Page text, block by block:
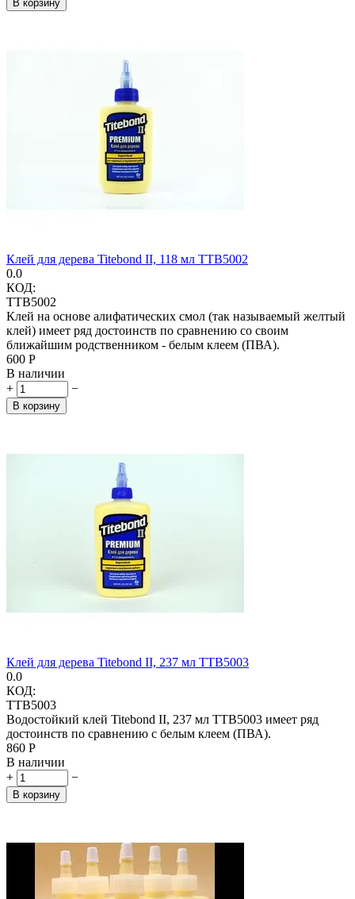
В корзину
Клей для дерева Titebond II, 118 мл TTB5002
0.0
КОД:
TTB5002
Клей на основе алифатических смол (так называемый желтый
клей) имеет ряд достоинств по сравнению со своим
ближайшим родственником - белым клеем (ПВА).
‍600‍ Р
В наличии
+
−
В корзину
Клей для дерева Titebond II, 237 мл TTB5003
0.0
КОД:
TTB5003
Водостойкий клей Titebond II, 237 мл TTB5003 имеет ряд
достоинств по сравнению с белым клеем (ПВА).
‍860‍ Р
В наличии
+
−
В корзину